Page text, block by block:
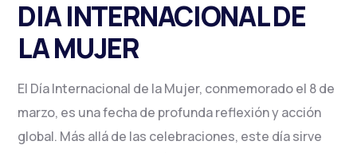
DIA INTERNACIONAL DE
LA MUJER
El Día Internacional de la Mujer, conmemorado el 8 de
marzo, es una fecha de profunda reflexión y acción
global. Más allá de las celebraciones, este día sirve